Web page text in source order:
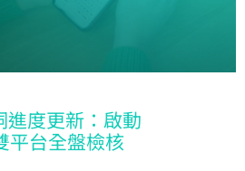
進度更新：啟動
台全盤檢核